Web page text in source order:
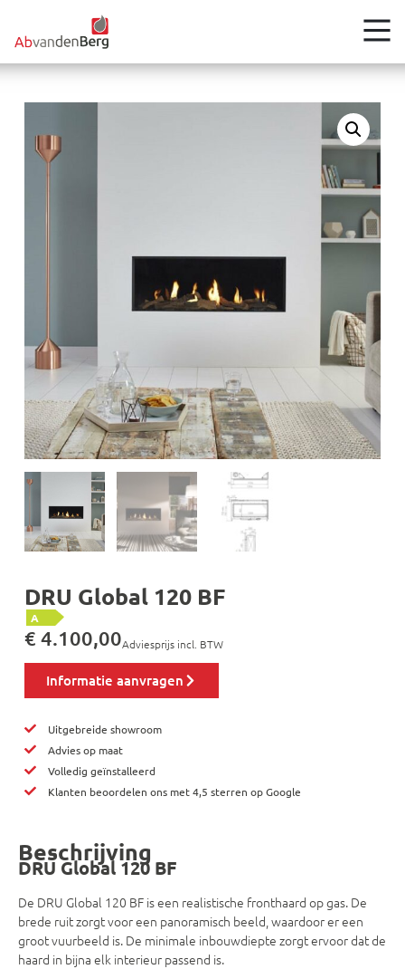
DRU Global 120 BF
A
€ 4.100,00Adviesprijs incl. BTW
Informatie aanvragen
Uitgebreide showroom
Advies op maat
Volledig geïnstalleerd
Klanten beoordelen ons met 4,5 sterren op Google
Beschrijving
DRU Global 120 BF
De DRU Global 120 BF is een realistische fronthaard op gas. De
brede ruit zorgt voor een panoramisch beeld, waardoor er een
groot vuurbeeld is. De minimale inbouwdiepte zorgt ervoor dat de
haard in bijna elk interieur passend is.